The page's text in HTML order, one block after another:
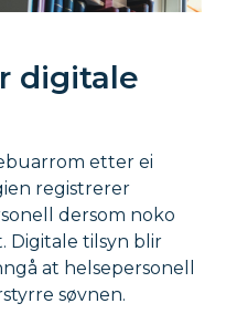
digitale
etter ei
registrerer
dersom noko
Digitale tilsyn blir
at helsepersonell
søvnen.